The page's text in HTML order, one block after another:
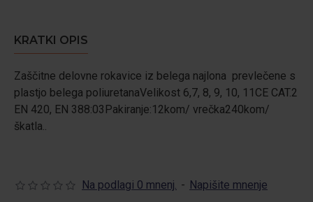
KRATKI OPIS
Zaščitne delovne rokavice iz belega najlona prevlečene s
plastjo belega poliuretanaVelikost 6,7, 8, 9, 10, 11CE CAT.2
EN 420, EN 388:03Pakiranje:12kom/ vrečka240kom/
škatla..
Na podlagi 0 mnenj. - Napišite mnenje